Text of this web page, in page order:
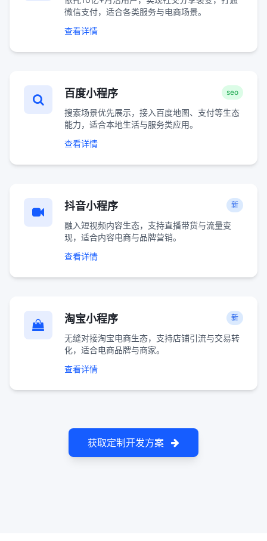
微信支付，适合各类服务与电商场景。
查看详情
百度小程序 seo
搜索场景优先展示，接入百度地图、支付等生态
能力，适合本地生活与服务类应用。
查看详情
抖音小程序 新
融入短视频内容生态，支持直播带货与流量变
现，适合内容电商与品牌营销。
查看详情
淘宝小程序 新
无缝对接淘宝电商生态，支持店铺引流与交易转
化，适合电商品牌与商家。
查看详情
获取定制开发方案